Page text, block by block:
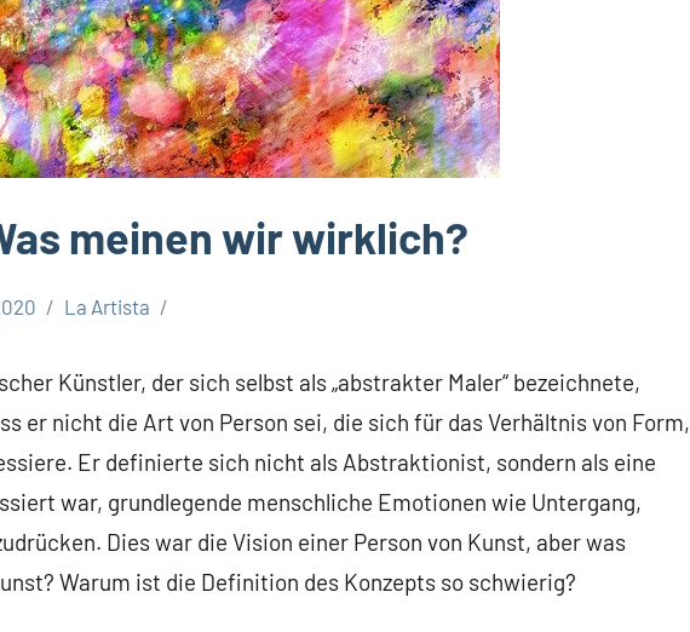
meinen wir wirklich?
La Artista
Künstler, der sich selbst als „abstrakter Maler“ bezeichnete,
er nicht die Art von Person sei, die sich für das Verhältnis von Form,
Er definierte sich nicht als Abstraktionist, sondern als eine
war, grundlegende menschliche Emotionen wie Untergang,
Dies war die Vision einer Person von Kunst, aber was
Warum ist die Definition des Konzepts so schwierig?